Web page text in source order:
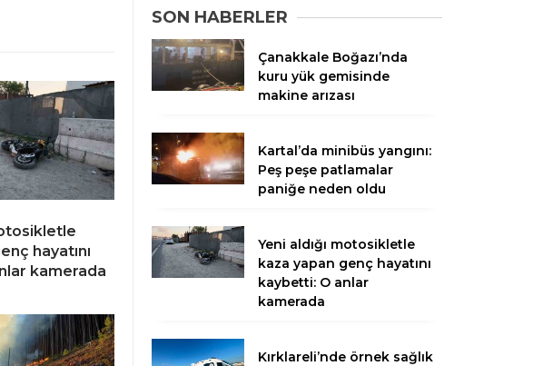
hayatını
kamerada
SON HABERLER
Çanakkale Boğazı’nda
kuru yük gemisinde
makine arızası
Kartal’da minibüs yangını:
Peş peşe patlamalar
paniğe neden oldu
Yeni aldığı motosikletle
kaza yapan genç hayatını
kaybetti: O anlar
kamerada
Kırklareli’nde örnek sağlık